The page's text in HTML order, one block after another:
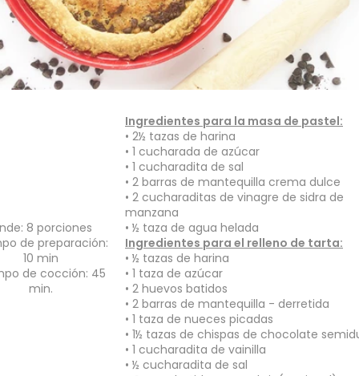
8 porciones
de preparación:
10 min
de cocción: 45
min.
Ingredientes para la masa de pastel:
• 2½ tazas de harina
• 1 cucharada de azúcar
• 1 cucharadita de sal
• 2 barras de mantequilla crema dulce
• 2 cucharaditas de vinagre de sidra de
manzana
• ½ taza de agua helada
Ingredientes para el relleno de tarta:
• ½ tazas de harina
• 1 taza de azúcar
• 2 huevos batidos
• 2 barras de mantequilla - derretida
• 1 taza de nueces picadas
• 1½ tazas de chispas de chocolate
• 1 cucharadita de vainilla
• ½ cucharadita de sal